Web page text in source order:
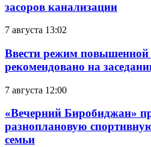
засоров канализации
7 августа 13:02
Ввести режим повышенной
рекомендовано на
7 августа 12:00
«Вечерний Биробиджан»
разноплановую
семьи